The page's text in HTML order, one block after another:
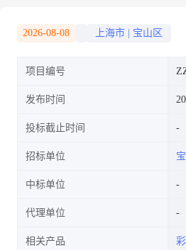
2026-08-08 上海市 宝山区
项目编号
发布时间
投标截止时间
招标单位
中标单位
代理单位
相关产品